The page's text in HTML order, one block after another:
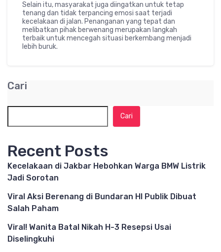
Selain itu, masyarakat juga diingatkan untuk tetap
tenang dan tidak terpancing emosi saat terjadi
kecelakaan di jalan. Penanganan yang tepat dan
melibatkan pihak berwenang merupakan langkah
terbaik untuk mencegah situasi berkembang menjadi
lebih buruk.
Cari
Cari
Recent Posts
Kecelakaan di Jakbar Hebohkan Warga BMW Listrik
Jadi Sorotan
Viral Aksi Berenang di Bundaran HI Publik Dibuat
Salah Paham
Viral! Wanita Batal Nikah H-3 Resepsi Usai
Diselingkuhi